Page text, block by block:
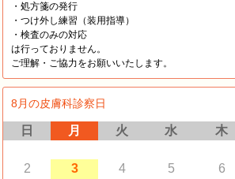
・処方箋の発行
・つけ外し練習（装用指導）
・検査のみの対応
は行っておりません。
ご理解・ご協力をお願いいたします。
8月の皮膚科診察日
日 月 火 水 木
2
3 4 5 6